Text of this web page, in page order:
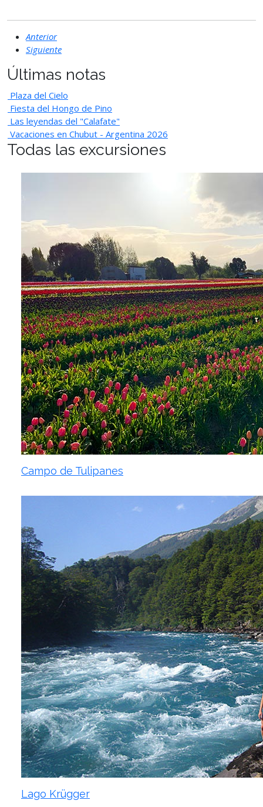
Anterior
Siguiente
Últimas notas
Plaza del Cielo
Fiesta del Hongo de Pino
Las leyendas del "Calafate"
Vacaciones en Chubut - Argentina 2026
Todas las excursiones
Campo de Tulipanes
Lago Krügger